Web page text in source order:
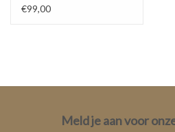
€99,00
Meld je aan voor